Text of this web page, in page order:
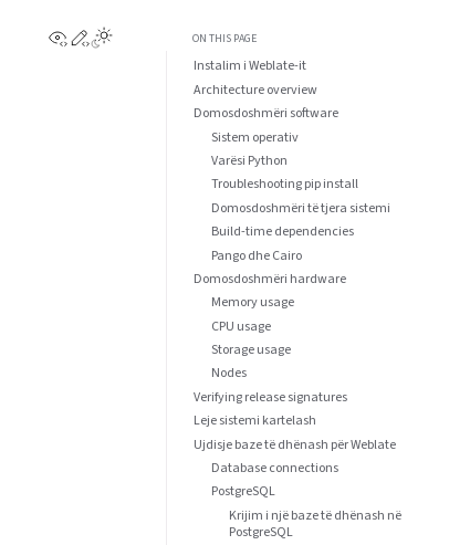
View this page
Edit this pageON THIS PAGE
Instalim i Weblate-it
Architecture overview
Domosdoshmëri software
Sistem operativ
Varësi Python
Troubleshooting pip install
Domosdoshmëri të tjera sistemi
Build-time dependencies
Pango dhe Cairo
Domosdoshmëri hardware
Memory usage
CPU usage
Storage usage
Nodes
Verifying release signatures
Leje sistemi kartelash
Ujdisje baze të dhënash për Weblate
Database connections
PostgreSQL
Krijim i një baze të dhënash në
PostgreSQL